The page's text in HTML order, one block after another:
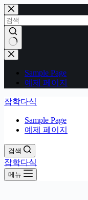
본
문
으
로
건
너
결
Sample Page
예제 페이지
잡학다식
Sample Page
예제 페이지
검색
잡학다식
메뉴